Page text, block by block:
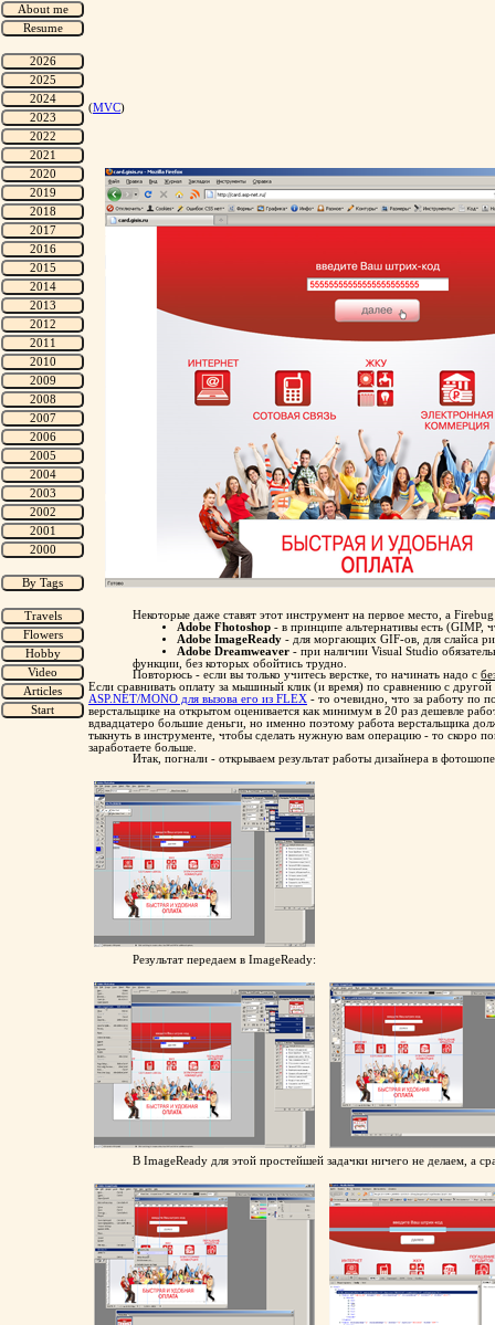
(MVC)
Некоторые даже ставят этот инструмент на первое место, а
Adobe Fhotoshop - в принципе альтернативы есть (GIMP,
Adobe ImageReady - для моргающих GIF-ов, для слайса
Adobe Dreamweaver - при наличии Visual Studio
функции, без которых обойтись трудно.
Повторюсь - если вы только учитесь верстке, то начинать надо с
Если сравнивать оплату за мышиный клик (и время) по сравнению с
ASP.NET/MONO для вызова его из FLEX - то очевидно, что за работу по
верстальщике на открытом оценивается как минимум в 20 раз дешевле
вдвадцатеро большие деньги, но именно поэтому работа верстальщика
тыкнуть в инструменте, чтобы сделать нужную вам операцию - то скоро
заработаете больше.
Итак, погнали - открываем результат работы дизайнера в
Результат передаем в ImageReady:
В ImageReady для этой простейшей задачки ничего не делаем, а